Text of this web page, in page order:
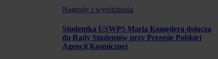
Nagrody i wyróżnienia
Studentka USWPS Maria Komędera dołącza
do Rady Studentów przy Prezesie Polskiej
Agencji Kosmicznej